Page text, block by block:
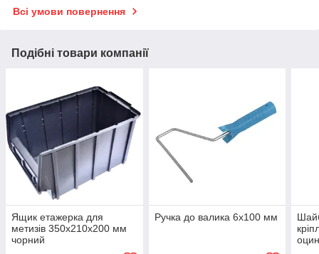
Всі умови повернення
Подібні товари компанії
Ящик етажерка для
метизів 350х210х200 мм
чорний
Ручка до валика 6х100 мм